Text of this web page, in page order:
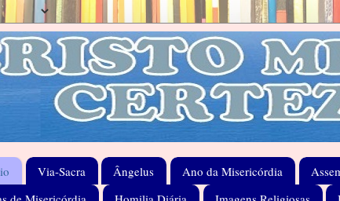
Via-Sacra Ângelus Ano da Misericórdia